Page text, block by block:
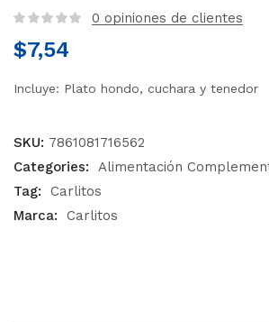
0 opiniones de clientes
$7,54
Incluye: Plato hondo, cuchara y tenedor
SKU: 7861081716562
Categories:
Alimentación
Tag:
Carlitos
Marca:
Carlitos